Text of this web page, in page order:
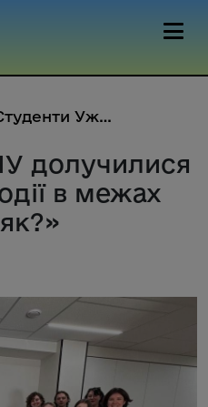
Студенти УжНУ долучилися до Дн...
долучилися
в межах